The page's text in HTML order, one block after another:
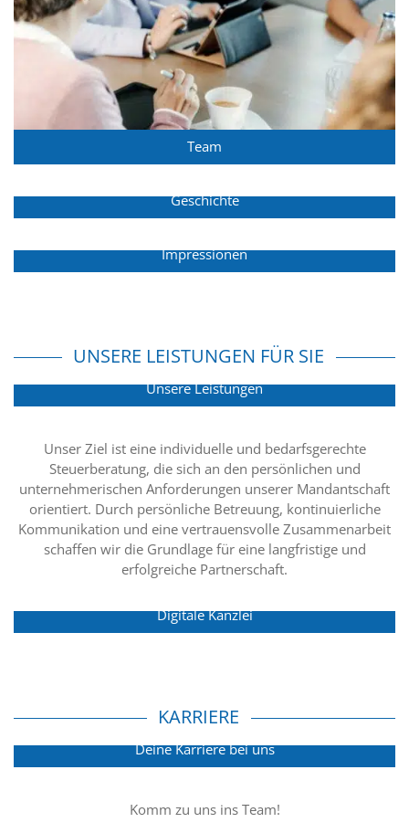
Team
Geschichte
Impressionen
UNSERE LEISTUNGEN FÜR SIE
Unsere Leistungen
Unser Ziel ist eine individuelle und bedarfsgerechte
Steuerberatung, die sich an den persönlichen und
unternehmerischen Anforderungen unserer Mandantschaft
orientiert. Durch persönliche Betreuung, kontinuierliche
Kommunikation und eine vertrauensvolle Zusammenarbeit
schaffen wir die Grundlage für eine langfristige und
erfolgreiche Partnerschaft.
Digitale Kanzlei
KARRIERE
Deine Karriere bei uns
Komm zu uns ins Team!